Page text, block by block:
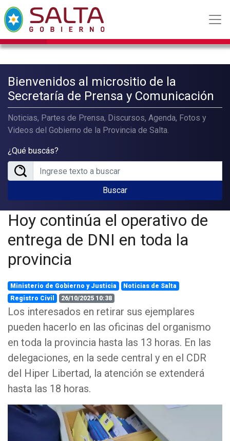
Bienvenidos al micrositio de la
Secretaría de Prensa y Comunicación
Noticias, Partes de Prensa, Discursos, Agenda, Fotos y
Videos del Gobierno de la Provincia de Salta.
¿Qué buscás?
Buscar
Hoy continúa el operativo de
entrega de DNI en toda la
provincia
Ministerio de Gobierno y Justicia
Noticias de Salta
Registro Civil
26/10/2025 10:38
Los interesados en retirar sus ejemplares
pueden hacerlo en las oficinas del organismo
en toda la provincia hasta las 13 horas. En las
delegaciones, en la sede central y en el CDR
del Hiper Libertad, la atención se extenderá
hasta las 18 horas.